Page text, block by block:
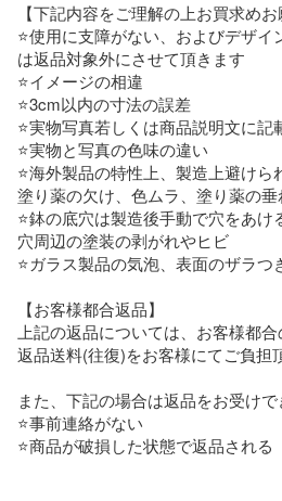
【下記内容をご理解の上お買求めお
⭐使用に支障がない、およびデザ
は返品対象外にさせて頂きます
⭐️イメージの相違
⭐3cm以内の寸法の誤差
⭐実物写真若しくは商品説明文に記
⭐実物と写真の色味の違い
⭐海外製品の特性上、製造上避けら
塗り薬の欠け、色ムラ、塗り薬の垂
⭐鉢の底穴は製造後手動で穴をあけ
穴周辺の塗装の剥がれやヒビ
⭐ガラス製品の気泡、表面のザラつ
【お客様都合返品】
上記の返品については、お客様都合
返品送料(往復)をお客様にてご負担
また、下記の場合は返品をお受けで
⭐事前連絡がない
⭐商品が破損した状態で返品される